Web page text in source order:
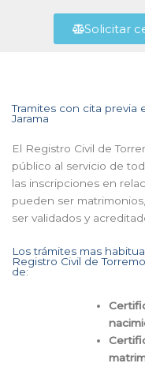
Solicitar
Tramites con cita previa
Jarama
El Registro Civil de
público al servicio de
las inscripciones en
pueden ser
ser validados y
Los trámites mas
Registro Civil de
de: